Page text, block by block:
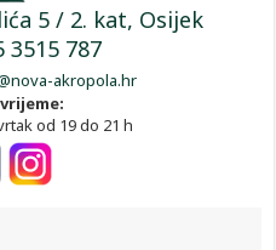
5 / 2. kat, Osijek
3515 787
akropola.hr
od 19 do 21 h